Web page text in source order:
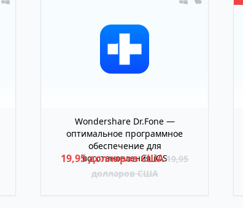
Wondershare Dr.Fone —
оптимальное программное
обеспечение для
восстановления iOS
19,95 долларов США19,95
долларов США